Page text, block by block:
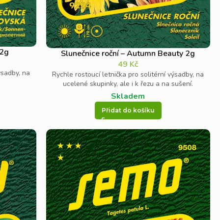
na
Slunečnice roční – Autumn Beauty 2g
49 Kč
Rychle rostoucí letnička pro solitérní výsadby, na
ucelené skupinky, ale i k řezu a na sušení.
Skladem
Přidat do košíku